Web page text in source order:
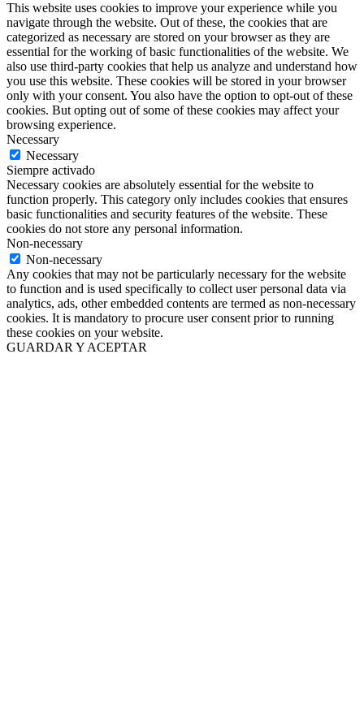
This website uses cookies to improve your experience while you
navigate through the website. Out of these, the cookies that are
categorized as necessary are stored on your browser as they are
essential for the working of basic functionalities of the website. We
also use third-party cookies that help us analyze and understand how
you use this website. These cookies will be stored in your browser
only with your consent. You also have the option to opt-out of these
cookies. But opting out of some of these cookies may affect your
browsing experience.
Necessary
Necessary
Siempre activado
Necessary cookies are absolutely essential for the website to
function properly. This category only includes cookies that ensures
basic functionalities and security features of the website. These
cookies do not store any personal information.
Non-necessary
Non-necessary
Any cookies that may not be particularly necessary for the website
to function and is used specifically to collect user personal data via
analytics, ads, other embedded contents are termed as non-necessary
cookies. It is mandatory to procure user consent prior to running
these cookies on your website.
GUARDAR Y ACEPTAR